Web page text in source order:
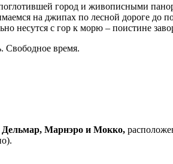
город и живописными
на джипах по лесной дороге до
несутся с гор к морю – поистине
Свободное время.
Дельмар, Марнэро и Мокко,